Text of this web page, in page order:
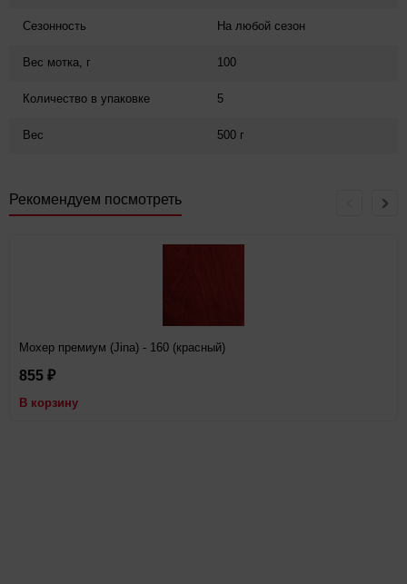
Сезонность На любой сезон
Вес мотка, г 100
Количество в упаковке 5
Вес 500 г
Рекомендуем посмотреть
Мохер премиум (Jina) - 160 (красный)
855 ₽
В корзину